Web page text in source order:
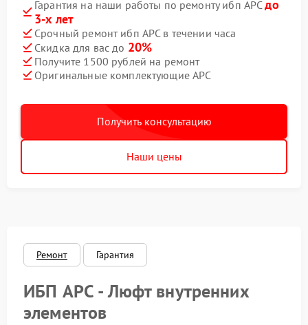
Гарантия на наши работы по ремонту ибп APCдо
3-х лет
Срочный ремонт ибп APC в течении часа
Скидка для вас до 20%
Получите 1500 рублей на ремонт
Оригинальные комплектующие APC
Получить консультацию
Наши цены
Ремонт Гарантия
ИБП APC - Люфт внутренних
элементов